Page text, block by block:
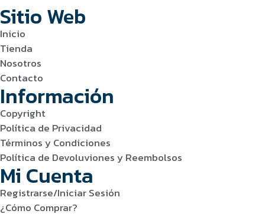
Sitio Web
Inicio
Tienda
Nosotros
Contacto
Información
Copyright
Política de Privacidad
Términos y Condiciones
Política de Devoluviones y Reembolsos
Mi Cuenta
Registrarse/Iniciar Sesión
¿Cómo Comprar?